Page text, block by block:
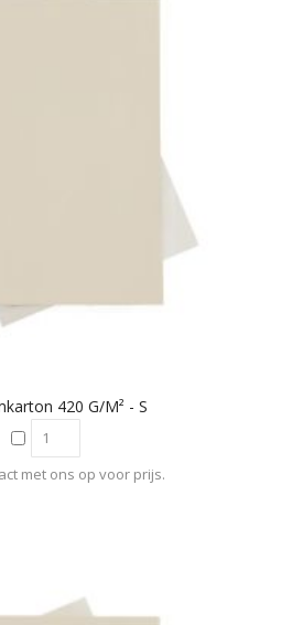
420 G/m² - S
met ons op voor prijs.